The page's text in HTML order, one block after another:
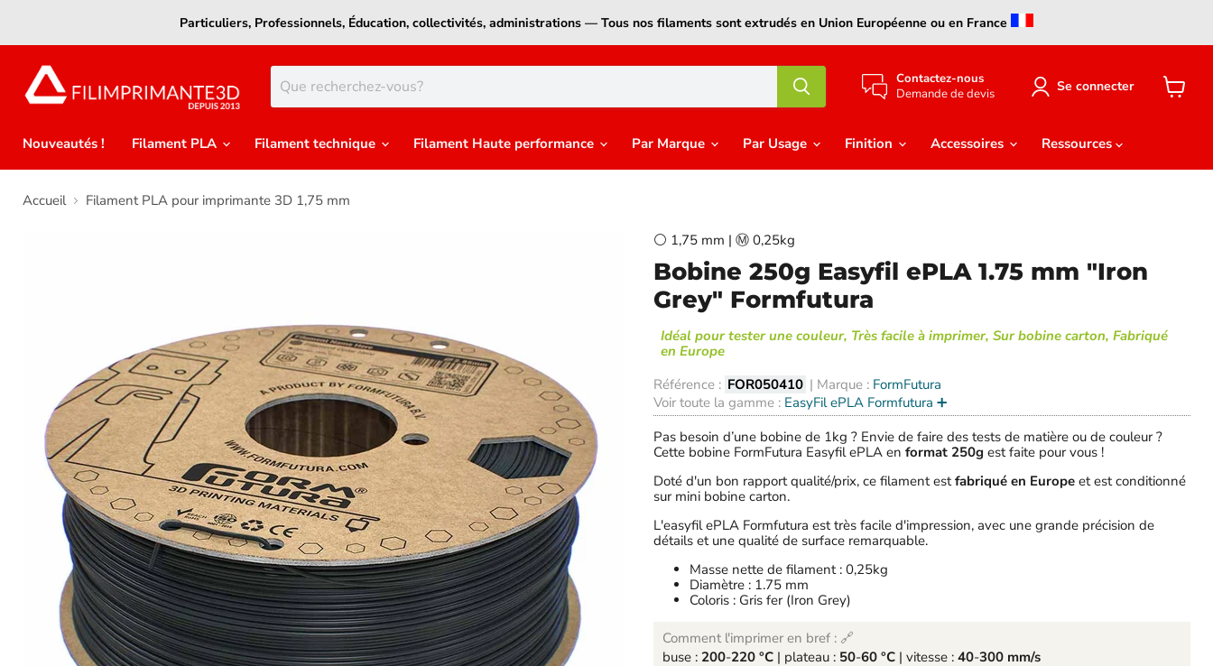
Particuliers, Professionnels, Éducation, collectivités, administrations — Tous nos filaments sont extrudés en Union Européenne ou en France
Contactez-nous
Demande de devis
Se connecter
Voir
Nouveautés ! Filament PLA Filament technique Filament Haute performance Par Marque Par Usage Finition Accessoires Ressources
Accueil Filament PLA pour imprimante 3D 1,75 mm
⚪ 1,75 mm | Ⓜ️ 0,25kg
Bobine 250g Easyfil ePLA 1.75 mm "Iron
Grey" Formfutura
Idéal pour tester une couleur, Très facile à imprimer, Sur bobine carton, Fabriqué
en Europe
Référence : FOR050410 | Marque : FormFutura
Voir toute la gamme : EasyFil ePLA Formfutura ➕
Pas besoin d’une bobine de 1kg ? Envie de faire des tests de matière ou de couleur ?
Cette bobine FormFutura Easyfil ePLA en format 250g est faite pour vous !
Doté d'un bon rapport qualité/prix, ce filament estfabriqué en Europeet est conditionné
sur mini bobine carton.
L'easyfil ePLA Formfutura est très facile d'impression, avec une grande précision de
détails et une qualité de surface remarquable.
Masse nette de filament : 0,25kg
Diamètre : 1.75 mm
Coloris : Gris fer (Iron Grey)
Comment l'imprimer en bref : 🔗
buse : 200-220 °C| plateau : 50-60 °C| vitesse : 40-300 mm/s